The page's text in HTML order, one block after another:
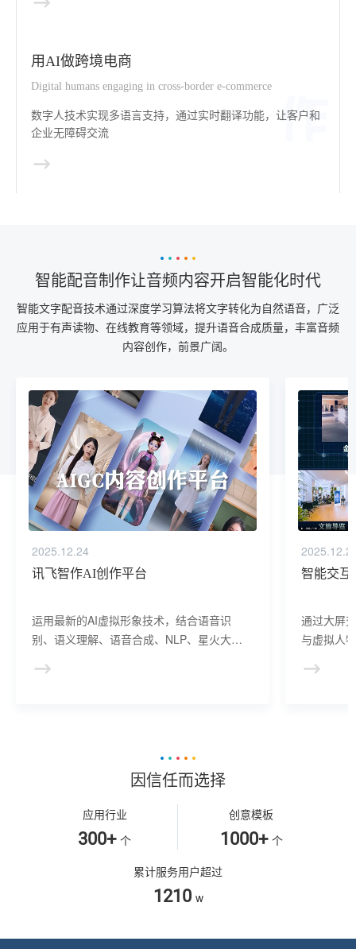
用AI做跨境电商
Digital humans engaging in cross-border e-commerce
数字人技术实现多语言支持，通过实时翻译功能，让客户和
企业无障碍交流
智能配音制作让音频内容开启智能化时代
智能文字配音技术通过深度学习算法将文字转化为自然语音，广泛
应用于有声读物、在线教育等领域，提升语音合成质量，丰富音频
内容创作，前景广阔。
2025.12.24
讯飞智作AI创作平台
运用最新的AI虚拟形象技术，结合语音识
别、语义理解、语音合成、NLP、星火大模
建、AI驱动、多模态交互的多场景虚拟人产
智能交互
通过大屏
与虚拟人
景，可广
因信任而选择
应用行业
300+ 个
创意模板
1000+ 个
累计服务用户超过
1210 w